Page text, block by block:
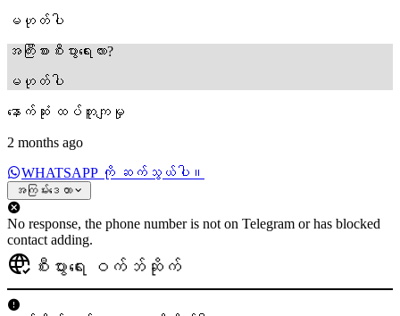
မဟုတ်ပါ
အကြီးစားစီးပွားရေးလား?
မဟုတ်ပါ
နောက်ဆုံး ထပ်တူကျမှု
2 months ago
WHATSAPP ကို ဆက်သွယ်ပါ။
အကြမ်းဒေတာ
No response, the phone number is not on Telegram or has blocked
contact adding.
စီးပွားရေး ဝက်ဘ်ဆိုက်